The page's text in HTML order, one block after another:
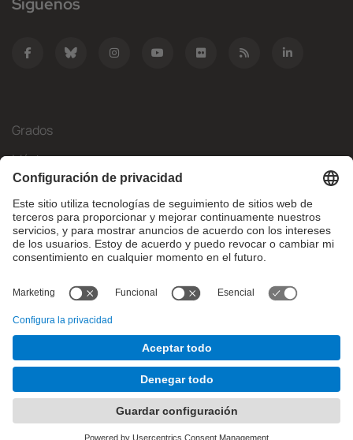
Grados
Másteres
Movilidad Internacional
Investigación
Empresa
¿Qué necesitas?
© Facultat d'Informàtica de Barcelona - Universitat Politècnica
de Catalunya - BarcelonaTech